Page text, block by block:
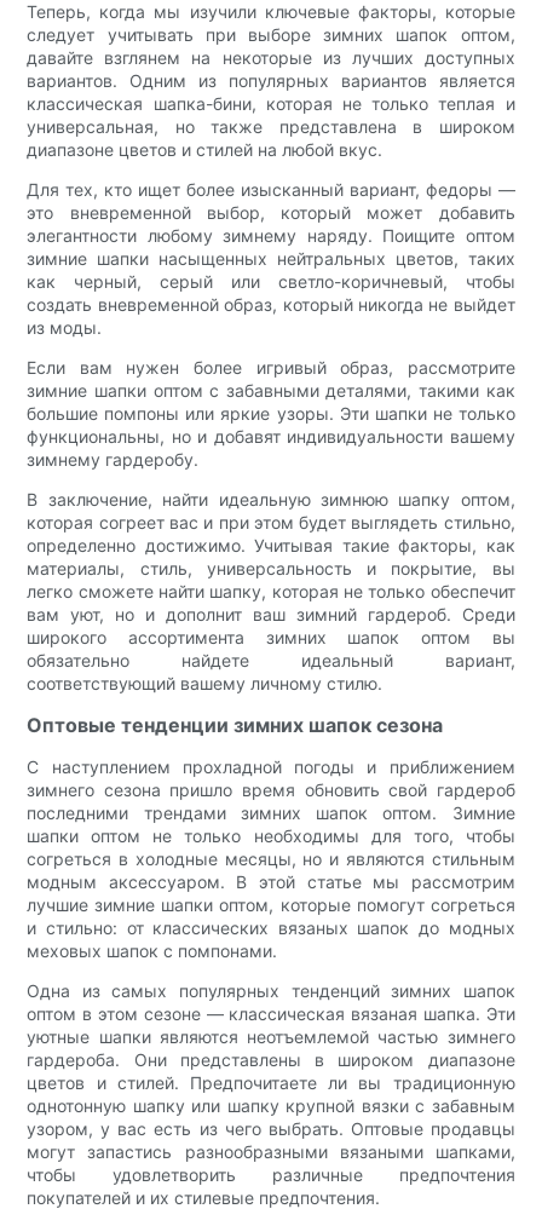
Теперь, когда мы изучили ключевые факторы, которые
следует учитывать при выборе зимних шапок оптом,
давайте взглянем на некоторые из лучших доступных
вариантов. Одним из популярных вариантов является
классическая шапка-бини, которая не только теплая и
универсальная, но также представлена ​​в широком
диапазоне цветов и стилей на любой вкус.
Для тех, кто ищет более изысканный вариант, федоры —
это вневременной выбор, который может добавить
элегантности любому зимнему наряду. Поищите оптом
зимние шапки насыщенных нейтральных цветов, таких
как черный, серый или светло-коричневый, чтобы
создать вневременной образ, который никогда не выйдет
из моды.
Если вам нужен более игривый образ, рассмотрите
зимние шапки оптом с забавными деталями, такими как
большие помпоны или яркие узоры. Эти шапки не только
функциональны, но и добавят индивидуальности вашему
зимнему гардеробу.
В заключение, найти идеальную зимнюю шапку оптом,
которая согреет вас и при этом будет выглядеть стильно,
определенно достижимо. Учитывая такие факторы, как
материалы, стиль, универсальность и покрытие, вы
легко сможете найти шапку, которая не только обеспечит
вам уют, но и дополнит ваш зимний гардероб. Среди
широкого ассортимента зимних шапок оптом вы
обязательно найдете идеальный вариант,
соответствующий вашему личному стилю.
Оптовые тенденции зимних шапок сезона
С наступлением прохладной погоды и приближением
зимнего сезона пришло время обновить свой гардероб
последними трендами зимних шапок оптом. Зимние
шапки оптом не только необходимы для того, чтобы
согреться в холодные месяцы, но и являются стильным
модным аксессуаром. В этой статье мы рассмотрим
лучшие зимние шапки оптом, которые помогут согреться
и стильно: от классических вязаных шапок до модных
меховых шапок с помпонами.
Одна из самых популярных тенденций зимних шапок
оптом в этом сезоне — классическая вязаная шапка. Эти
уютные шапки являются неотъемлемой частью зимнего
гардероба. Они представлены в широком диапазоне
цветов и стилей. Предпочитаете ли вы традиционную
однотонную шапку или шапку крупной вязки с забавным
узором, у вас есть из чего выбрать. Оптовые продавцы
могут запастись разнообразными вязаными шапками,
чтобы удовлетворить различные предпочтения
покупателей и их стилевые предпочтения.